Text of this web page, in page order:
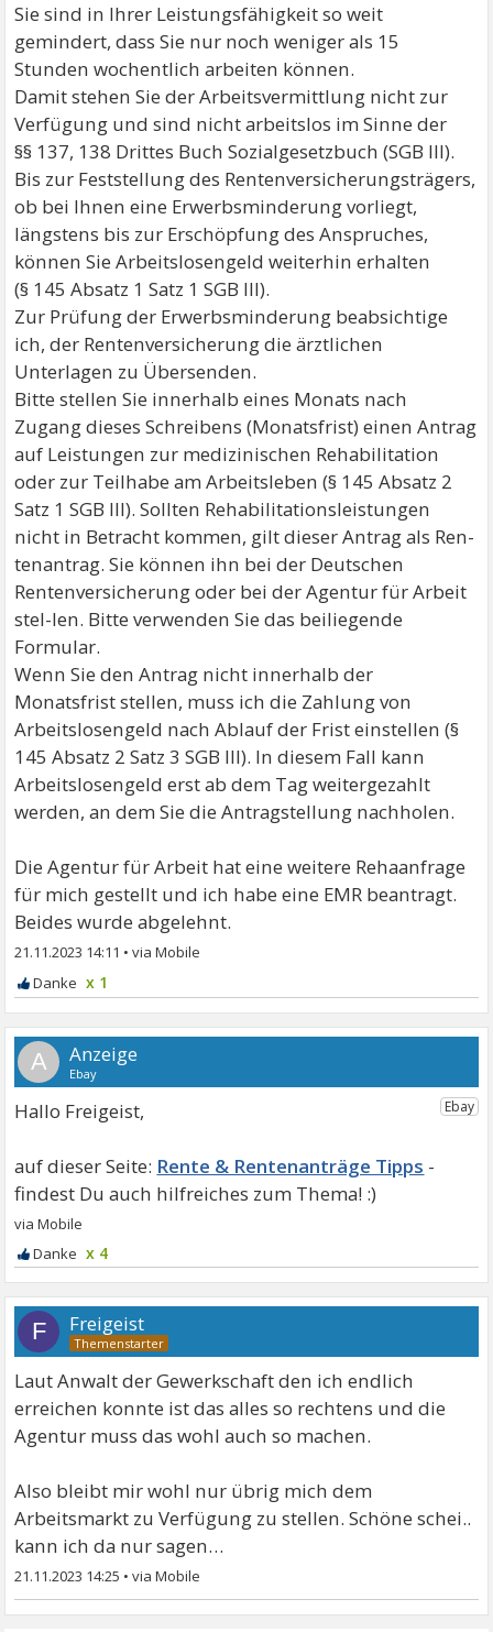
Sie sind in Ihrer Leistungsfähigkeit so weit
gemindert, dass Sie nur noch weniger als 15
Stunden wochentlich arbeiten können.
Damit stehen Sie der Arbeitsvermittlung nicht zur
Verfügung und sind nicht arbeitslos im Sinne der
§§ 137, 138 Drittes Buch Sozialgesetzbuch (SGB III).
Bis zur Feststellung des Rentenversicherungsträgers,
ob bei Ihnen eine Erwerbsminderung vorliegt,
längstens bis zur Erschöpfung des Anspruches,
können Sie Arbeitslosengeld weiterhin erhalten
(§ 145 Absatz 1 Satz 1 SGB III).
Zur Prüfung der Erwerbsminderung beabsichtige
ich, der Rentenversicherung die ärztlichen
Unterlagen zu Übersenden.
Bitte stellen Sie innerhalb eines Monats nach
Zugang dieses Schreibens (Monatsfrist) einen Antrag
auf Leistungen zur medizinischen Rehabilitation
oder zur Teilhabe am Arbeitsleben (§ 145 Absatz 2
Satz 1 SGB III). Sollten Rehabilitationsleistungen
nicht in Betracht kommen, gilt dieser Antrag als Ren-
tenantrag. Sie können ihn bei der Deutschen
Rentenversicherung oder bei der Agentur für Arbeit
stel-len. Bitte verwenden Sie das beiliegende
Formular.
Wenn Sie den Antrag nicht innerhalb der
Monatsfrist stellen, muss ich die Zahlung von
Arbeitslosengeld nach Ablauf der Frist einstellen (§
145 Absatz 2 Satz 3 SGB III). In diesem Fall kann
Arbeitslosengeld erst ab dem Tag weitergezahlt
werden, an dem Sie die Antragstellung nachholen.
Die Agentur für Arbeit hat eine weitere Rehaanfrage
für mich gestellt und ich habe eine EMR beantragt.
Beides wurde abgelehnt.
21.11.2023 14:11 •
x 1
A
Hallo Freigeist,
Rente & Rentenanträge Tipps
x 4
F Freigeist
Laut Anwalt der Gewerkschaft den ich endlich
erreichen konnte ist das alles so rechtens und die
Agentur muss das wohl auch so machen.
Also bleibt mir wohl nur übrig mich dem
Arbeitsmarkt zu Verfügung zu stellen. Schöne schei..
kann ich da nur sagen…
21.11.2023 14:25 •